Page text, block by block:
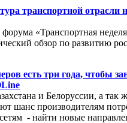
транспортной отрасли
«Транспортная
обзор по развитию
есть три года, чтобы
и Белоруссии, а так
производителям
- найти новые